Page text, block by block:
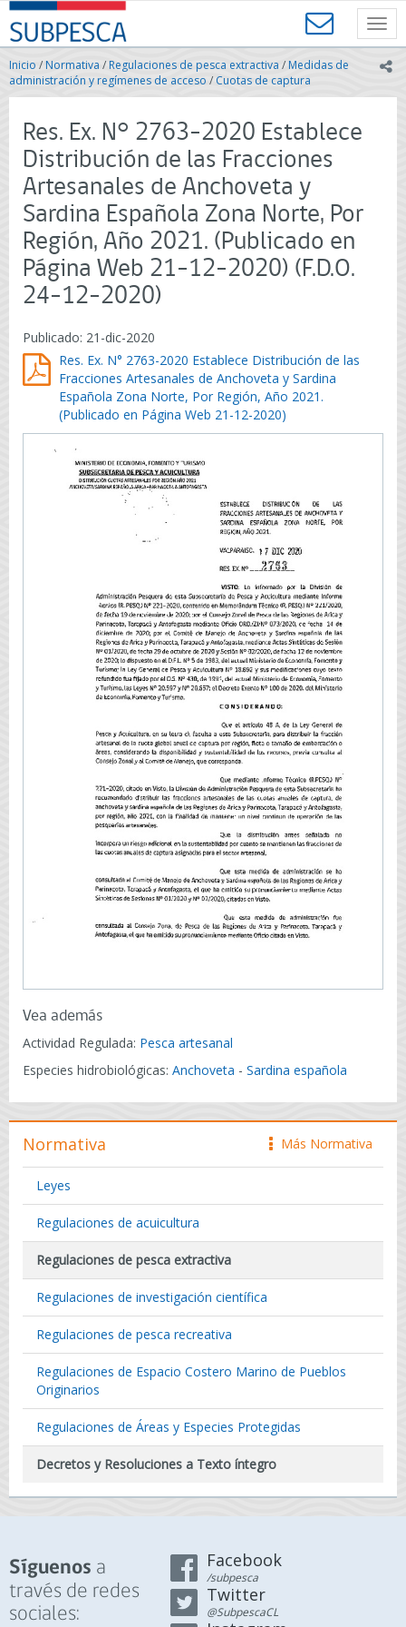
Contenido
principal
SUBPESCA
-
Subsecretaría
de
Pesca
Acuicultura
-
Gobierno
de
Chile
Inicio /Normativa / Regulaciones de pesca extractiva / Medidas de
administración y regímenes de acceso / Cuotas de captura
Res. Ex. N° 2763-2020 Establece
Distribución de las Fracciones
Artesanales de Anchoveta y
Sardina Española Zona Norte, Por
Región, Año 2021. (Publicado en
Página Web 21-12-2020) (F.D.O.
24-12-2020)
Publicado: 21-dic-2020
Res. Ex. N° 2763-2020 Establece Distribución de las
Fracciones Artesanales de Anchoveta y Sardina
Española Zona Norte, Por Región, Año 2021.
(Publicado en Página Web 21-12-2020)
Vea además
Actividad Regulada: Pesca artesanal
Especies hidrobiológicas: Anchoveta - Sardina española
icono
Más Normativa
Normativa
Leyes
Regulaciones de acuicultura
Regulaciones de pesca extractiva
Regulaciones de investigación científica
Regulaciones de pesca recreativa
Regulaciones de Espacio Costero Marino de Pueblos
Originarios
Regulaciones de Áreas y Especies Protegidas
Decretos y Resoluciones a Texto íntegro
Síguenos a
través de redes
sociales:
Facebook
/subpesca
Twitter
@SubpescaCL